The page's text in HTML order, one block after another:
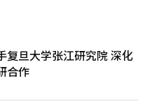
的推动，首次突破400亿美
出口的增加，推动了整体出口
线通信设备出口的增加，整体
致的成本压力增加，前端企
复旦大学张江研究院 深化
合作